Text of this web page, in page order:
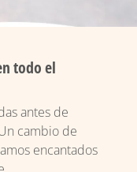
todo el
antes de
cambio de
encantados